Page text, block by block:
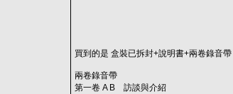
買到的是 盒裝已拆封+說明書+兩卷錄音帶
兩卷錄音帶
第一卷 A B 訪談與介紹